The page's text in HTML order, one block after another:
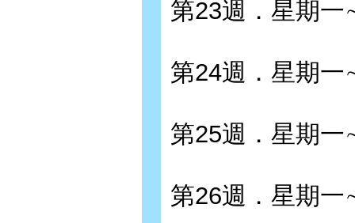
第23週．星期
第24週．星期
第25週．星期
第26週．星期